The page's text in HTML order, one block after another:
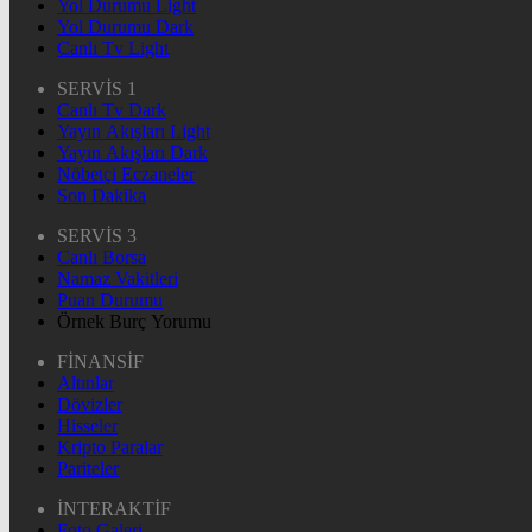
Yol Durumu Light
Yol Durumu Dark
Canlı Tv Light
SERVİS 1
Canlı Tv Dark
Yayın Akışları Light
Yayın Akışları Dark
Nöbetçi Eczaneler
Son Dakika
SERVİS 3
Canlı Borsa
Namaz Vakitleri
Puan Durumu
Örnek Burç Yorumu
FİNANSİF
Altınlar
Dövizler
Hisseler
Kripto Paralar
Pariteler
İNTERAKTİF